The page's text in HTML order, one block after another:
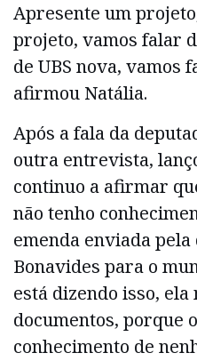
Apresente um
projeto, vamos falar
de UBS nova, vamos
afirmou Natália.
Após a fala da
outra entrevista,
continuo a afirmar
não tenho
emenda enviada
Bonavides para o
está dizendo isso,
documentos, porque
conhecimento de